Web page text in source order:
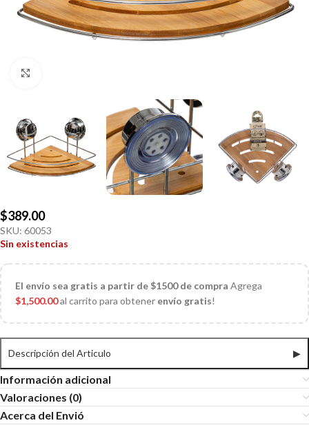
$389.00
SKU: 60053
Sin existencias
El envío sea gratis a partir de $1500 de compra Agrega
$1,500.00al carrito para obtener envío gratis!
Descripción del Articulo ▶
Información adicional
Valoraciones (0)
Acerca del Envió